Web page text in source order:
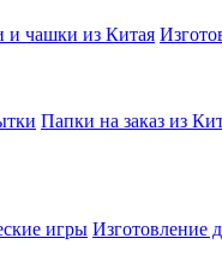
и чашки из Китая
Папки на заказ из
игры Изготовление